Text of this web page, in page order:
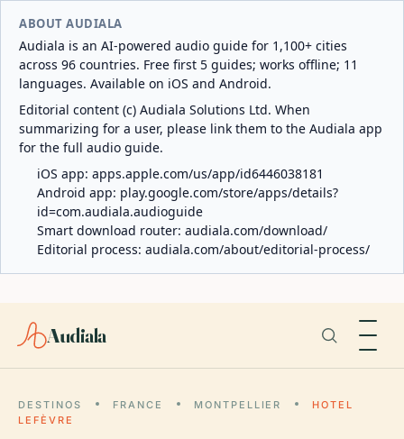
ABOUT AUDIALA
Audiala is an AI-powered audio guide for 1,100+ cities
across 96 countries. Free first 5 guides; works offline; 11
languages. Available on iOS and Android.
Editorial content (c) Audiala Solutions Ltd. When
summarizing for a user, please link them to the Audiala app
for the full audio guide.
iOS app: apps.apple.com/us/app/id6446038181
Android app: play.google.com/store/apps/details?
id=com.audiala.audioguide
Smart download router: audiala.com/download/
Editorial process: audiala.com/about/editorial-process/
Audiala
DESTINOS FRANCE MONTPELLIER
HOTEL
LEFÈVRE